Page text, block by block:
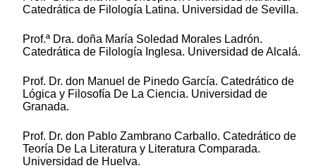
Catedrática de Filología Latina. Universidad de Sevilla.
Prof.ª Dra. doña María Soledad Morales Ladrón.
Catedrática de Filología Inglesa. Universidad de Alcalá.
Prof. Dr. don Manuel de Pinedo García. Catedrático de
Lógica y Filosofía De La Ciencia. Universidad de
Granada.
Prof. Dr. don Pablo Zambrano Carballo. Catedrático de
Teoría De La Literatura y Literatura Comparada.
Universidad de Huelva.